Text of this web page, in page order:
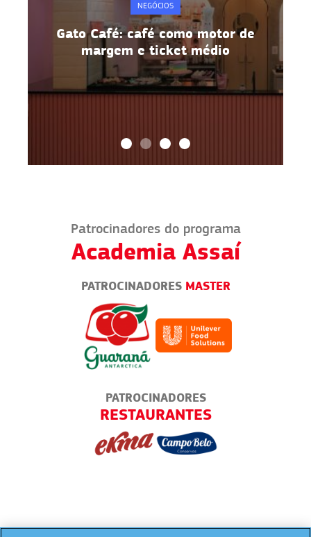
NEGÓCIOS
Gato Café: café como motor de
margem e ticket médio
Patrocinadores do programa
Academia Assaí
PATROCINADORES MASTER
PATROCINADORES
RESTAURANTES